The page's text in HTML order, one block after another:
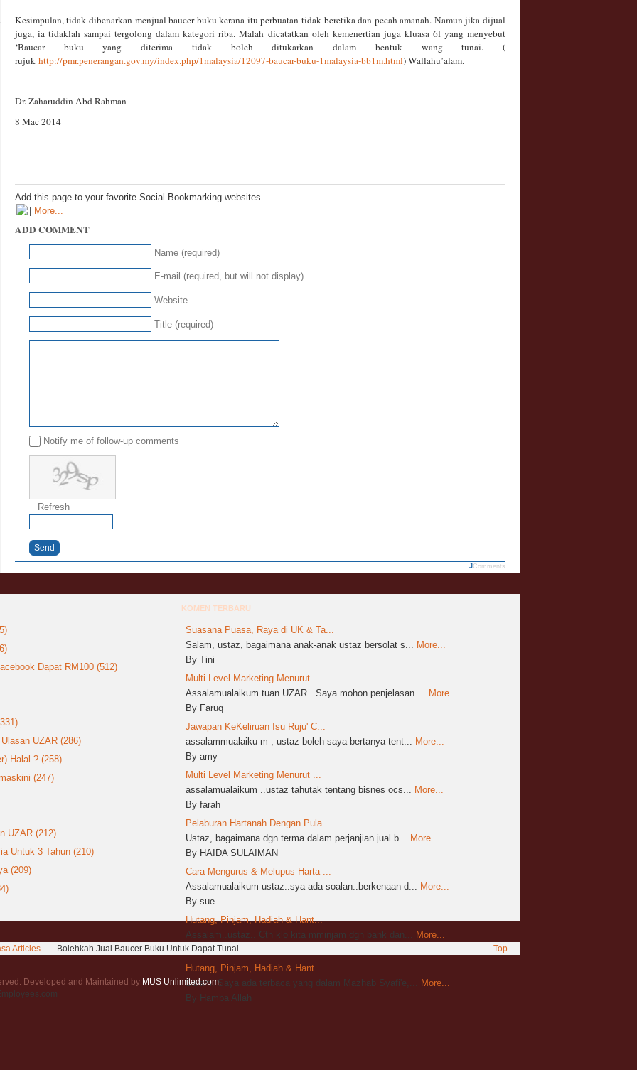
Kesimpulan, tidak dibenarkan menjual baucer buku kerana itu perbuatan tidak beretika dan pecah amanah. Namun jika dijual
juga, ia tidaklah sampai tergolong dalam kategori riba. Malah dicatatkan oleh kemenertian juga kluasa 6f yang menyebut
‘Baucar buku yang diterima tidak boleh ditukarkan dalam bentuk wang tunai. (
rujuk http://pmr.penerangan.gov.my/index.php/1malaysia/12097-baucar-buku-1malaysia-bb1m.html) Wallahu’alam.
Dr. Zaharuddin Abd Rahman
8 Mac 2014
Add this page to your favorite Social Bookmarking websites
| More...
ADD COMMENT
Name (required)
E-mail (required, but will not display)
Website
Title (required)
Notify me of follow-up comments
Refresh
Send
JComments
Dapat RM100 (512)
UZAR (286)
Halal ? (258)
(247)
UZAR (212)
Untuk 3 Tahun (210)
(209)
KOMEN TERBARU
Suasana Puasa, Raya di UK & Ta...
Salam, ustaz, bagaimana anak-anak ustaz bersolat s... More...
By Tini
Multi Level Marketing Menurut ...
Assalamualaikum tuan UZAR.. Saya mohon penjelasan ... More...
By Faruq
Jawapan KeKeliruan Isu Ruju' C...
assalammualaiku m , ustaz boleh saya bertanya tent... More...
By amy
Multi Level Marketing Menurut ...
assalamualaikum ..ustaz tahutak tentang bisnes ocs... More...
By farah
Pelaburan Hartanah Dengan Pula...
Ustaz, bagaimana dgn terma dalam perjanjian jual b... More...
By HAIDA SULAIMAN
Cara Mengurus & Melupus Harta ...
Assalamualaikum ustaz..sya ada soalan..berkenaan d... More...
By sue
Hutang, Pinjam, Hadiah & Hant...
Assalam..ustaz.. Cth klo kita mminjam dgn bank dan...
More...
By sya
Hutang, Pinjam, Hadiah & Hant...
Salam. Saya ada terbaca yang dalam Mazhab Syafi'e,...
More...
By Hamba Allah
Articles Bolehkah Jual Baucer Buku Untuk Dapat Tunai Top
Developed and Maintained by MUS Unlimited.com.